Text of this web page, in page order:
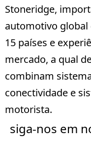
Stoneridge,
automotivo global
15 países e
mercado, a qual
combinam
conectividade e
motorista.
siga-nos em